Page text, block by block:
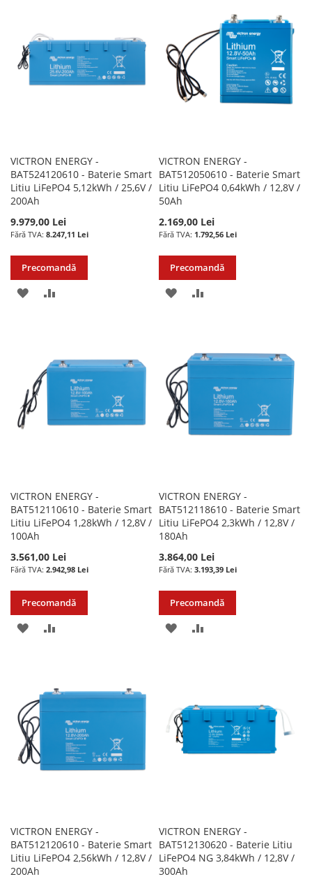
VICTRON ENERGY -
BAT524120610 - Baterie Smart
Litiu LiFePO4 5,12kWh / 25,6V /
200Ah
9.979,00 Lei
8.247,11 Lei
Precomandă
ADAUGATI
DORINTE
VICTRON ENERGY -
BAT512050610 - Baterie Smart
Litiu LiFePO4 0,64kWh / 12,8V /
50Ah
2.169,00 Lei
1.792,56 Lei
Precomandă
ADAUGATI
DE
DORINTE
VICTRON ENERGY -
BAT512110610 - Baterie Smart
Litiu LiFePO4 1,28kWh / 12,8V /
100Ah
3.561,00 Lei
2.942,98 Lei
Precomandă
ADAUGATI
DE
DORINTE
VICTRON ENERGY -
BAT512118610 - Baterie Smart
Litiu LiFePO4 2,3kWh / 12,8V /
180Ah
3.864,00 Lei
3.193,39 Lei
Precomandă
ADAUGATI
DORINTE
VICTRON ENERGY -
BAT512120610 - Baterie Smart
Litiu LiFePO4 2,56kWh / 12,8V /
200Ah
VICTRON ENERGY -
BAT512130620 - Baterie Litiu
LiFePO4 NG 3,84kWh / 12,8V /
300Ah